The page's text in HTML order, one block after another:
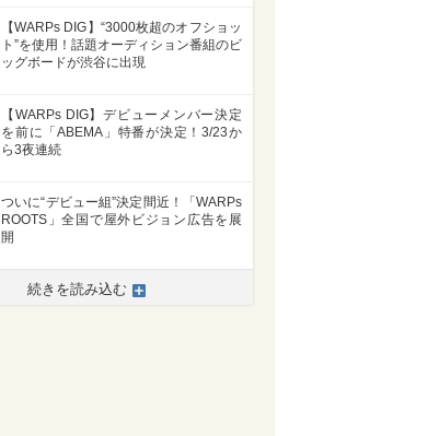
【WARPs DIG】“3000枚超のオフショッ
ト”を使用！話題オーディション番組のビ
ッグボードが渋谷に出現
【WARPs DIG】デビューメンバー決定
を前に「ABEMA」特番が決定！3/23か
ら3夜連続
ついに“デビュー組”決定間近！「WARPs
ROOTS」全国で屋外ビジョン広告を展
開
続きを読み込む